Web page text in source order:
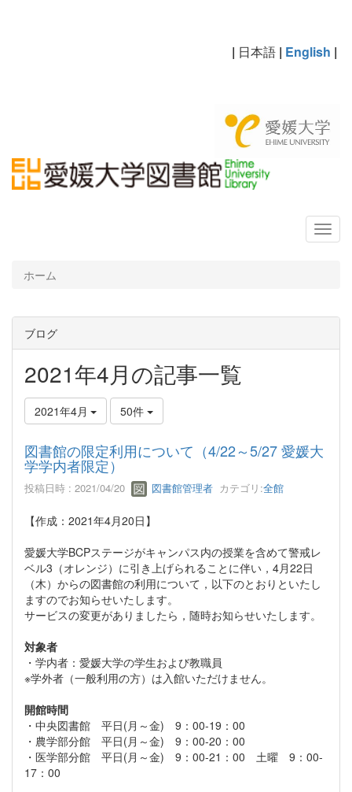
| 日本語 | English |
ホーム
ブログ
2021年4月の記事一覧
2021年4月 50件
図書館の限定利用について（4/22～5/27 愛媛大
学学内者限定）
投稿日時 : 2021/04/20 図書館管理者 カテゴリ:全館
【作成：2021年4月20日】
愛媛大学BCPステージがキャンパス内の授業を含めて警戒レ
ベル3（オレンジ）に引き上げられることに伴い，4月22日
（木）からの図書館の利用について，以下のとおりといたし
ますのでお知らせいたします。
サービスの変更がありましたら，随時お知らせいたします。
対象者
・学内者：愛媛大学の学生および教職員
※学外者（一般利用の方）は入館いただけません。
開館時間
・中央図書館 平日(月～金) 9：00-19：00
・農学部分館 平日(月～金) 9：00-20：00
・医学部分館 平日(月～金) 9：00-21：00 土曜 9：00-
17：00